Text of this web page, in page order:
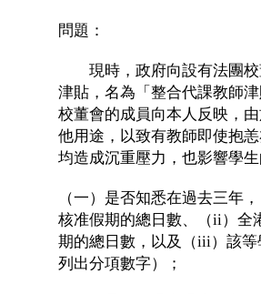
問題：
現時，政府向設有法團校
津貼，名為「整合代課教師
校董會的成員向本人反映，
他用途，以致有教師即使抱
均造成沉重壓力，也影響學
（一）是否知悉在過去三年
核准假期的總日數、（ii）全
期的總日數，以及（iii）該
列出分項數字）；